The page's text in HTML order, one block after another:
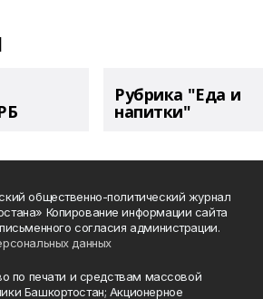
Рубрика "Еда и
напитки"
общественно-политический журнал
Копирование информации сайта
согласия администрации.
данных
по печати и средствам массовой
Башкортостан; Акционерное